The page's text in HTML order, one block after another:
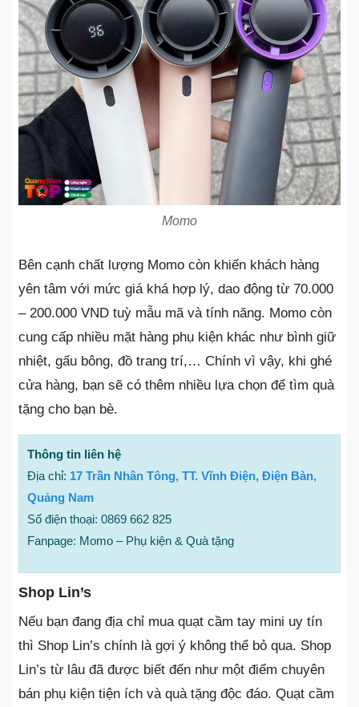
Momo
Bên cạnh chất lượng Momo còn khiến khách hàng
yên tâm với mức giá khá hợp lý, dao động từ 70.000
– 200.000 VND tuỳ mẫu mã và tính năng. Momo còn
cung cấp nhiều mặt hàng phụ kiện khác như bình giữ
nhiệt, gấu bông, đồ trang trí,… Chính vì vậy, khi ghé
cửa hàng, bạn sẽ có thêm nhiều lựa chọn để tìm quà
tặng cho bạn bè.
Thông tin liên hệ
Địa chỉ: 17 Trần Nhân Tông, TT. Vĩnh Điện, Điện Bàn,
Quảng Nam
Số điện thoại: 0869 662 825
Fanpage: Momo – Phụ kiện & Quà tặng
Shop Lin’s
Nếu bạn đang địa chỉ mua quạt cầm tay mini uy tín
thì Shop Lin’s chính là gợi ý không thể bỏ qua. Shop
Lin’s từ lâu đã được biết đến như một điểm chuyên
bán phụ kiện tiện ích và quà tặng độc đáo. Quạt cầm